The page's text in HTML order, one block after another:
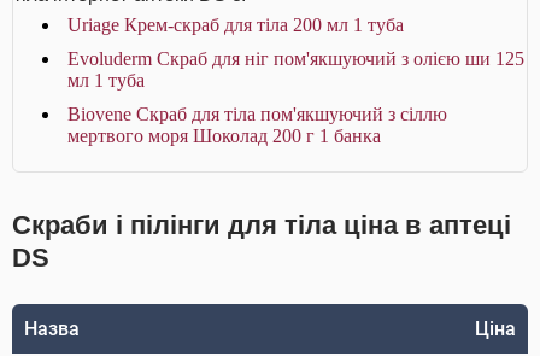
Uriage Крем-скраб для тіла 200 мл 1 туба
Evoluderm Скраб для ніг пом'якшуючий з олією ши 125
мл 1 туба
Biovene Скраб для тіла пом'якшуючий з сіллю
мертвого моря Шоколад 200 г 1 банка
Скраби і пілінги для тіла ціна в аптеці
DS
Назва Ціна